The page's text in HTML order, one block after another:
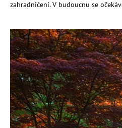
zahradničení. V budoucnu se